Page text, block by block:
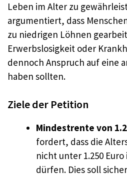
Leben im Alter zu
argumentiert, dass
zu niedrigen Löhnen
Erwerbslosigkeit oder
dennoch Anspruch auf eine
haben sollten.
Ziele der Petition
Mindestrente von
fordert, dass die
nicht unter 1.250
dürfen. Dies soll